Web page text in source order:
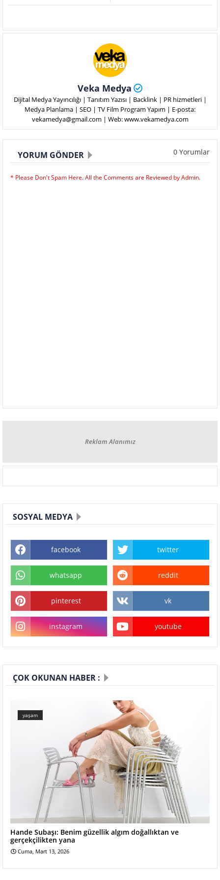
Veka Medya
Dijital Medya Yayıncılığı | Tanıtım Yazısı | Backlink | PR hizmetleri |
Medya Planlama | SEO | TV Film Program Yapım | E-posta:
vekamedya@gmail.com | Web: www.vekamedya.com
YORUM GÖNDER 0 Yorumlar
* Please Don't Spam Here. All the Comments are Reviewed by Admin.
Reklam Alanımız
SOSYAL MEDYA
facebook twitter
whatsapp reddit
pinterest vk
instagram youtube
ÇOK OKUNAN HABER :
yaşam
Hande Subaşı: Benim güzellik algım doğallıktan ve
gerçekçilikten yana
Cuma, Mart 13, 2026